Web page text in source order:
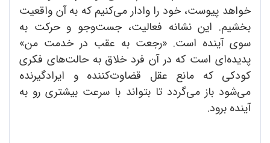
خواهد پیوست، خود را وادار می‌کنیم که به آن واقعیت
بخشیم. این نشانه فعالیت، جست‌وجو و حرکت به
سوی آینده است. «رجعت به عقب در خدمت من»
پدیده‌ای است که در آن فرد خلاق به حالت‌های فکری
کودکی که مانع عقل قضاوت‌کننده و ایرادگیرنده
می‌شود باز می‌گردد تا بتواند با سرعت بیشتری رو به
‌آینده برود.